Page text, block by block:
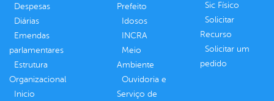
Despesas
Diárias
Emendas
parlamentares
Estrutura
Organizacional
Inicio
Prefeito
Idosos
INCRA
Meio
Ambiente
Ouvidoria e
Serviço de
Sic Físico
Solicitar
Recurso
Solicitar um
pedido